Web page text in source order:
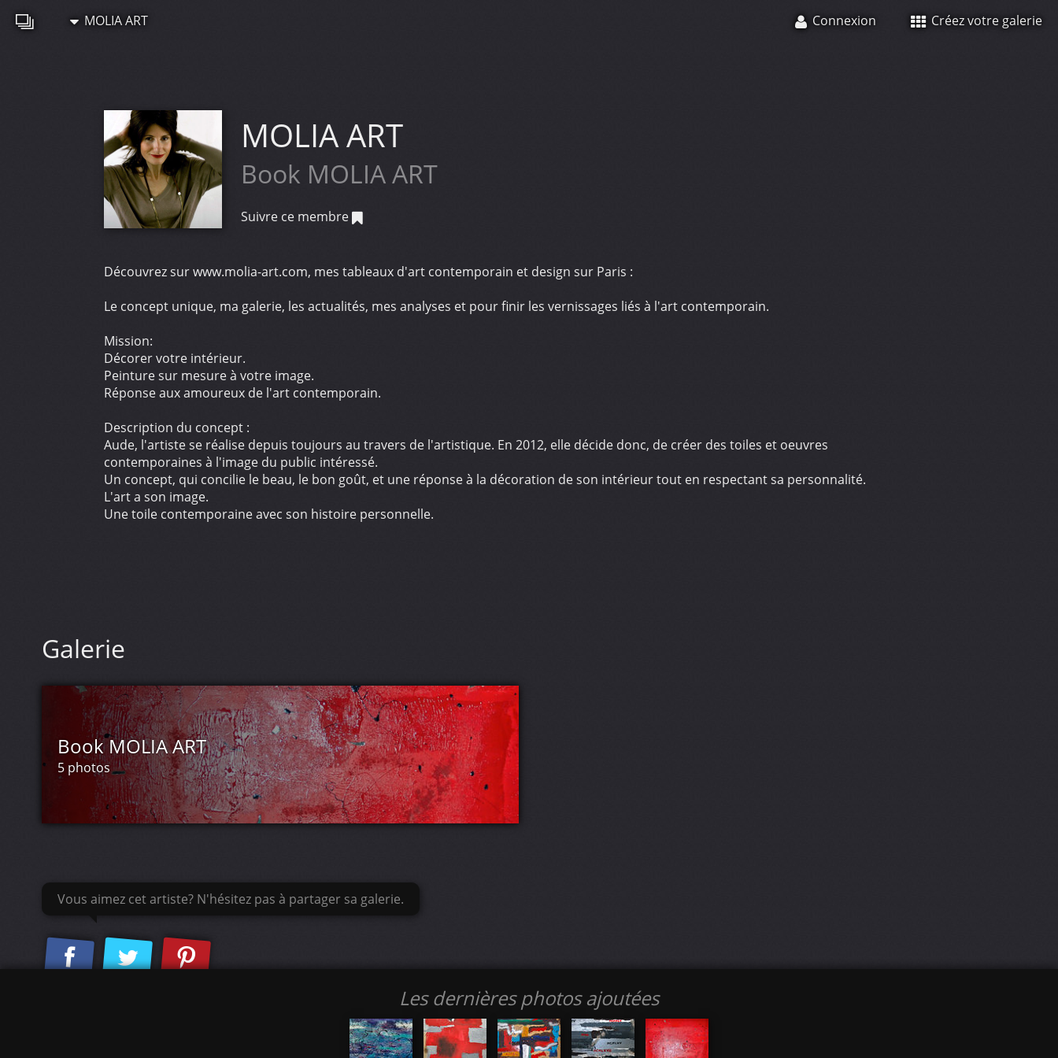
MOLIA ART Connexion Créez votre galerie
MOLIA ART
Book MOLIA ART
Suivre ce membre
Découvrez sur www.molia-art.com, mes tableaux d'art contemporain et design sur Paris :
Le concept unique, ma galerie, les actualités, mes analyses et pour finir les vernissages liés à l'art contemporain.
Mission:
Décorer votre intérieur.
Peinture sur mesure à votre image.
Réponse aux amoureux de l'art contemporain.
Description du concept :
Aude, l'artiste se réalise depuis toujours au travers de l'artistique. En 2012, elle décide donc, de créer des toiles et oeuvres
contemporaines à l'image du public intéressé.
Un concept, qui concilie le beau, le bon goût, et une réponse à la décoration de son intérieur tout en respectant sa personnalité.
L'art a son image.
Une toile contemporaine avec son histoire personnelle.
Galerie
Book MOLIA ART
5 photos
Vous aimez cet artiste? N'hésitez pas à partager sa galerie.
Les dernières photos ajoutées